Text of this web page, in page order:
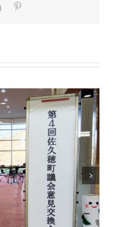
LinkedIn
改築周辺整備事業